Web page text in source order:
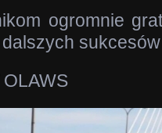
ogromnie